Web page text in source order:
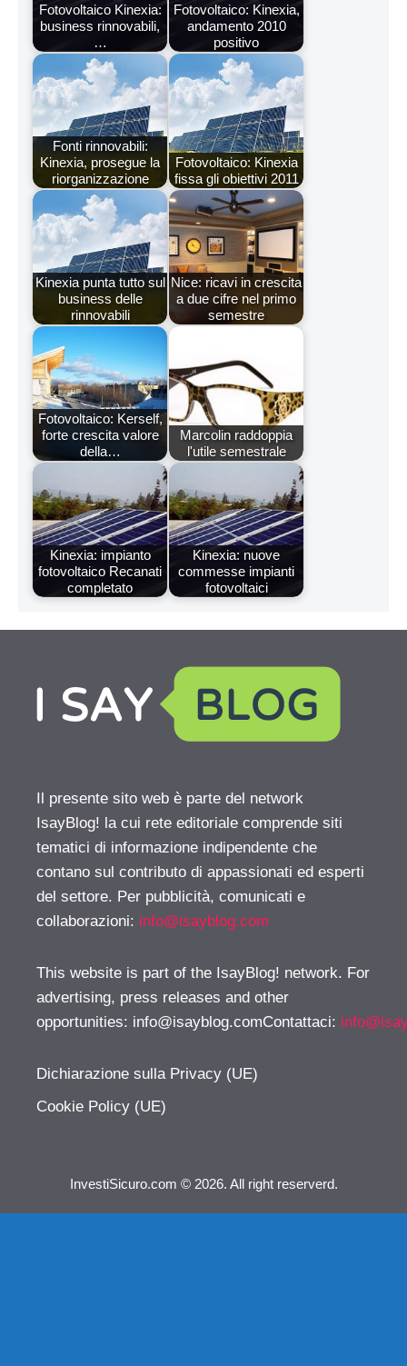
Fotovoltaico Kinexia:
business rinnovabili,
…
Fotovoltaico: Kinexia,
andamento 2010
positivo
Fonti rinnovabili:
Kinexia, prosegue la
riorganizzazione
Fotovoltaico: Kinexia
fissa gli obiettivi 2011
Kinexia punta tutto sul
business delle
rinnovabili
Nice: ricavi in crescita
a due cifre nel primo
semestre
Fotovoltaico: Kerself,
forte crescita valore
della…
Marcolin raddoppia
l'utile semestrale
Kinexia: impianto
fotovoltaico Recanati
completato
Kinexia: nuove
commesse impianti
fotovoltaici
Il presente sito web è parte del network
IsayBlog! la cui rete editoriale comprende siti
tematici di informazione indipendente che
contano sul contributo di appassionati ed esperti
del settore. Per pubblicità, comunicati e
collaborazioni: info@isayblog.com
This website is part of the IsayBlog! network. For
advertising, press releases and other
opportunities: info@isayblog.comContattaci:
Dichiarazione sulla Privacy (UE)
Cookie Policy (UE)
InvestiSicuro.com © 2026. All right reserverd.